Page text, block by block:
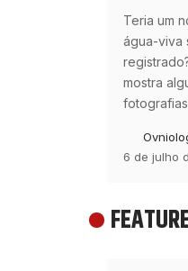
Teria um
água-viva
mostra
fotografias
6 de julho